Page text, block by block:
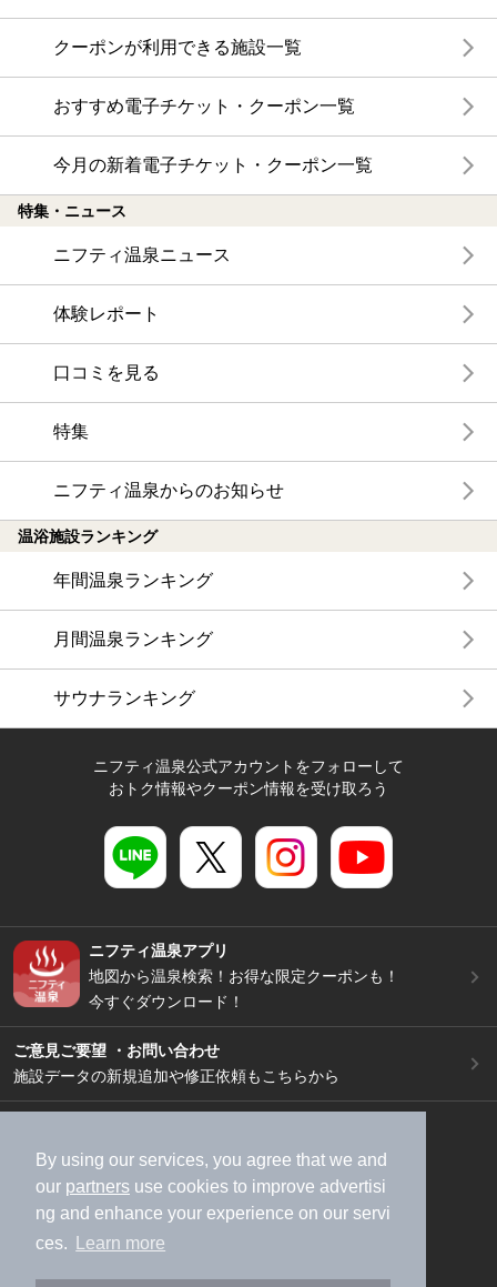
By using our services, you agree that we and
our partners use cookies to improve advertisi
ng and enhance your experience on our servi
ces.
Learn more
クーポンが利用できる施設一覧
おすすめ電子チケット・クーポン一覧
今月の新着電子チケット・クーポン一覧
特集・ニュース
ニフティ温泉ニュース
体験レポート
口コミを見る
特集
ニフティ温泉からのお知らせ
温浴施設ランキング
年間温泉ランキング
月間温泉ランキング
サウナランキング
ニフティ温泉公式アカウントをフォローして
おトク情報やクーポン情報を受け取ろう
ニフティ温泉アプリ
地図から温泉検索！お得な限定クーポンも！
今すぐダウンロード！
ご意見ご要望 ・お問い合わせ
施設データの新規追加や修正依頼もこちらから
加盟店募集（資料請求）
広告出稿のご案内
利用規約
ライフスタイルMEMBERS+規約
特定商取引法に基づく表記
ヘルプ
採用情報
運営会社